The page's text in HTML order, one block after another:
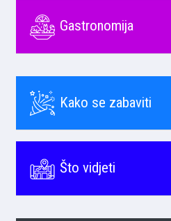
Gastronomija
Kako se zabaviti
Što vidjeti